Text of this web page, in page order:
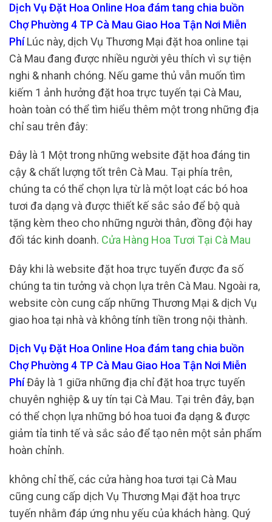
Dịch Vụ Đặt Hoa Online Hoa đám tang chia buồn
Chợ Phường 4 TP Cà Mau Giao Hoa Tận Nơi Miễn
PhíLúc này, dịch Vụ Thương Mại đặt hoa online tại
Cà Mau đang được nhiều người yêu thích vì sự tiện
nghi & nhanh chóng. Nếu game thủ vẫn muốn tìm
kiếm 1 ảnh hưởng đặt hoa trực tuyến tại Cà Mau,
hoàn toàn có thể tìm hiểu thêm một trong những địa
chỉ sau trên đây:
Đây là 1 Một trong những website đặt hoa đáng tin
cậy & chất lượng tốt trên Cà Mau. Tại phía trên,
chúng ta có thể chọn lựa từ là một loạt các bó hoa
tươi đa dạng và được thiết kế sắc sảo để bộ quà
tặng kèm theo cho những người thân, đồng đội hay
đối tác kinh doanh. Cửa Hàng Hoa Tươi Tại Cà Mau
Đây khi là website đặt hoa trực tuyến được đa số
chúng ta tin tưởng và chọn lựa trên Cà Mau. Ngoài ra,
website còn cung cấp những Thương Mại & dịch Vụ
giao hoa tại nhà và không tính tiền trong nội thành.
Dịch Vụ Đặt Hoa Online Hoa đám tang chia buồn
Chợ Phường 4 TP Cà Mau Giao Hoa Tận Nơi Miễn
PhíĐây là 1 giữa những địa chỉ đặt hoa trực tuyến
chuyên nghiệp & uy tín tại Cà Mau. Tại trên đây, bạn
có thể chọn lựa những bó hoa tuoi đa dạng & được
giảm tỉa tinh tế và sắc sảo để tạo nên một sản phẩm
hoàn chỉnh.
không chỉ thế, các cửa hàng hoa tươi tại Cà Mau
cũng cung cấp dịch Vụ Thương Mại đặt hoa trực
tuyến nhằm đáp ứng nhu yếu của khách hàng. Quý